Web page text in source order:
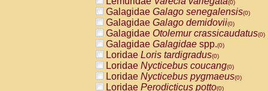
(0)
Galagidae Galago senegalensis(0)
Galagidae Galago demidovii(0)
Galagidae Otolemur crassicaudatus(0)
Galagidae Galagidae spp.(0)
Loridae Loris tardigradus(0)
Loridae Nycticebus coucang(0)
Loridae Nycticebus pygmaeus(0)
Loridae Perodicticus potto(0)